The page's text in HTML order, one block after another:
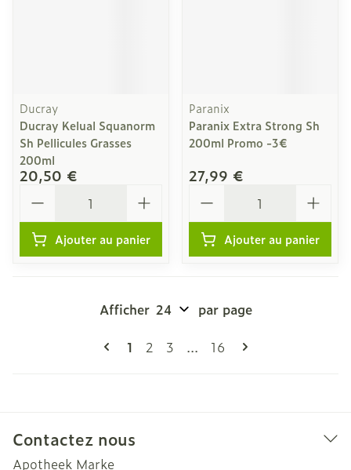
Ducray
Ducray Kelual Squanorm
Sh Pellicules Grasses
200ml
20,50 €
Ajouter au panier
Paranix
Paranix Extra Strong Sh
200ml Promo -3€
27,99 €
Ajouter au panier
Vous lisez actuellement la page
1 Page
2 Page
3 ... Page
16
Afficher par page
Contactez nous
Apotheek Marke